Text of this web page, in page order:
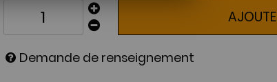
Demande de renseignement